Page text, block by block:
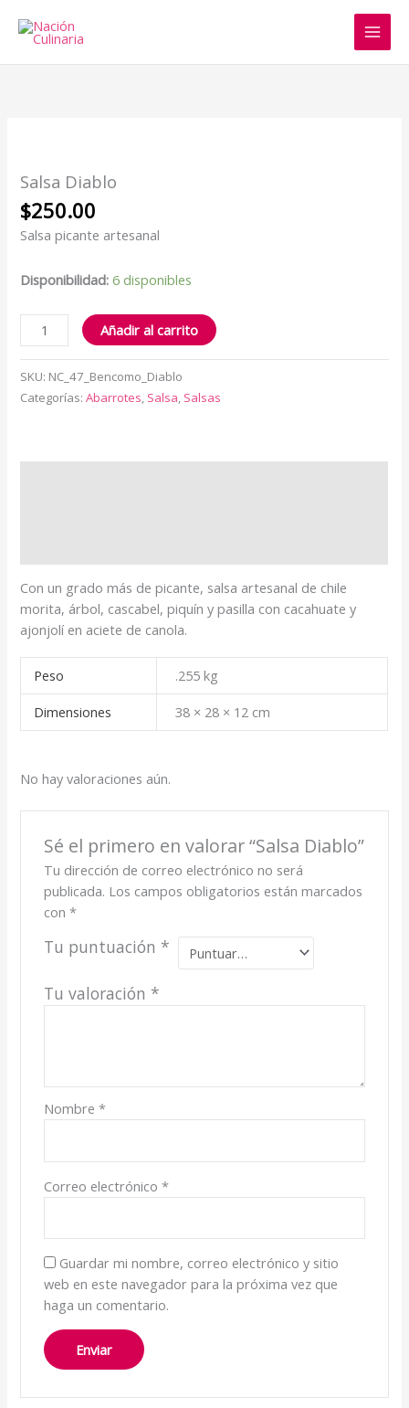
Salsa Diablo
$250.00
Salsa picante artesanal
Disponibilidad: 6 disponibles
cantidad
Añadir al carrito
SKU: NC_47_Bencomo_Diablo
Categorías:Abarrotes, Salsa, Salsas
Con un grado más de picante, salsa artesanal de chile
morita, árbol, cascabel, piquín y pasilla con cacahuate y
ajonjolí en aciete de canola.
Peso
.255 kg
Dimensiones
38 × 28 × 12 cm
No hay valoraciones aún.
Sé el primero en valorar “Salsa Diablo”
Tu dirección de correo electrónico no será
publicada. Los campos obligatorios están marcados
con *
Tu puntuación *
Tu valoración *
Nombre *
Correo electrónico *
Guardar mi nombre, correo electrónico y sitio
web en este navegador para la próxima vez que
haga un comentario.